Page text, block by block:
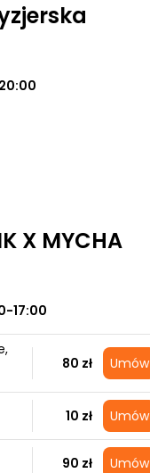
X MYCHA
17:00
80 zł Umów
10 zł Umów
90 zł Umów